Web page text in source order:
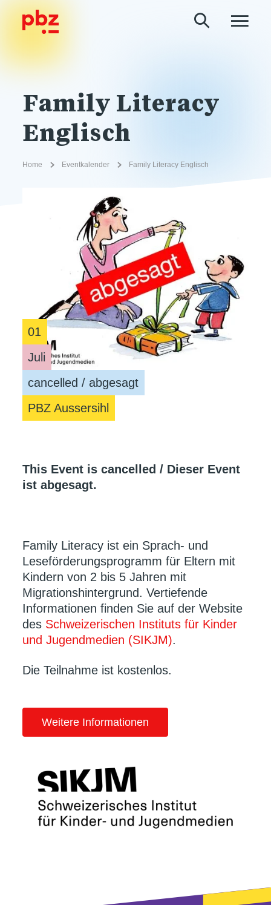
Family Literacy
Englisch
Home Eventkalender Family Literacy Englisch
01
Juli
cancelled / abgesagt
PBZ Aussersihl
This Event is cancelled / Dieser Event
ist abgesagt.
Family Literacy ist ein Sprach- und
Leseförderungsprogramm für Eltern mit
Kindern von 2 bis 5 Jahren mit
Migrationshintergrund. Vertiefende
Informationen finden Sie auf der Website
des Schweizerischen Instituts für Kinder
und Jugendmedien (SIKJM).
Die Teilnahme ist kostenlos.
Weitere Informationen